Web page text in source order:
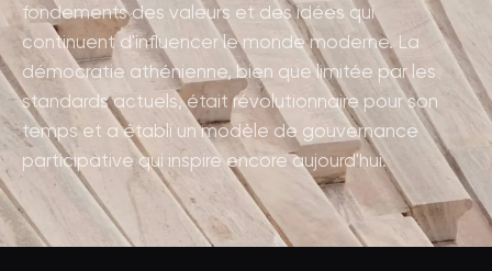
fondements des valeurs et des idées qui
continuent d'influencer le monde moderne. La
démocratie athénienne, bien que limitée par les
standards actuels, était révolutionnaire pour son
temps et a établi un modèle de gouvernance
participative qui inspire encore aujourd'hui.